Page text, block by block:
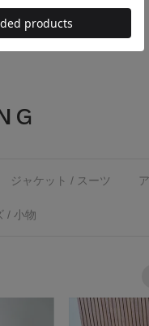
ジャケット / スーツ
/ 小物